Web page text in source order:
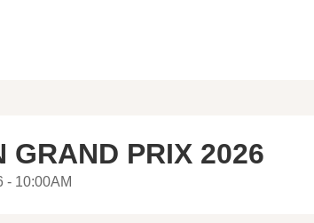
GRAND PRIX 2026
- 10:00AM